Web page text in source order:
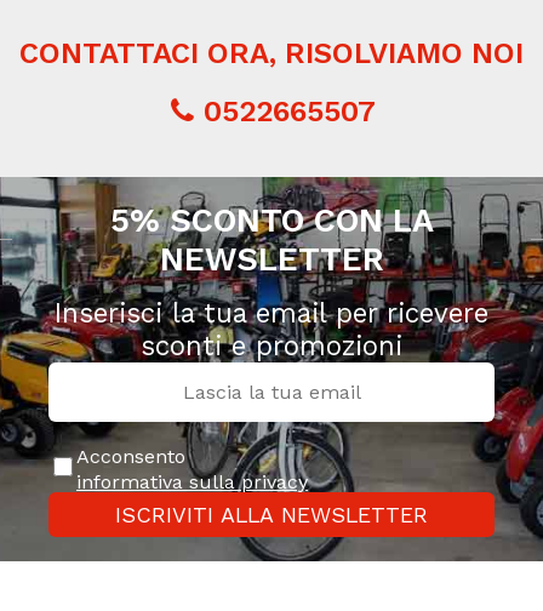
CONTATTACI ORA, RISOLVIAMO NOI
0522665507
5% SCONTO CON LA
NEWSLETTER
Inserisci la tua email per ricevere
sconti e promozioni
Acconsento
informativa sulla privacy
ISCRIVITI ALLA NEWSLETTER